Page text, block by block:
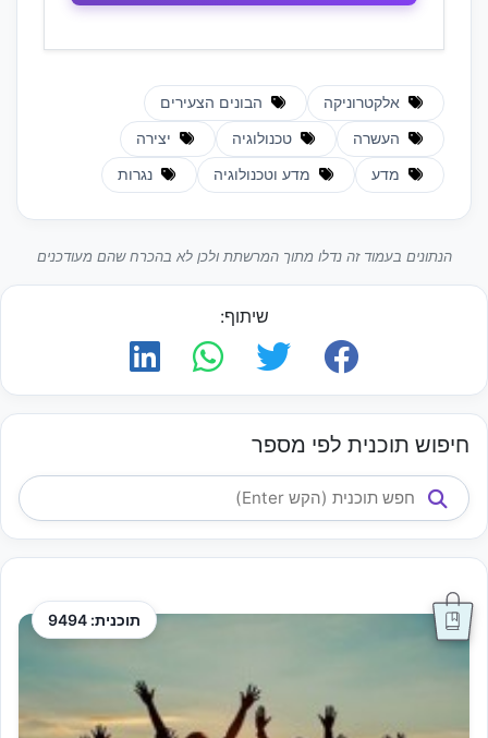
אלקטרוניקה הבונים הצעירים
העשרה טכנולוגיה יצירה
מדע מדע וטכנולוגיה נגרות
הנתונים בעמוד זה נדלו מתוך המרשתת ולכן לא בהכרח שהם מעודכנים
שיתוף:
חיפוש תוכנית לפי מספר
תוכנית: 9494